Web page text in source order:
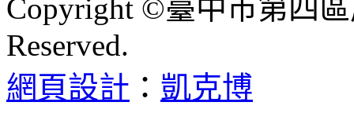
Copyright ©臺中市第四
Reserved.
網頁設計 ： 凱克博